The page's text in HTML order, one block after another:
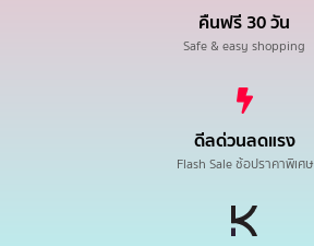
คืนฟรี 30 วัน
Safe & easy shopping
ดีลด่วนลดแรง
Flash Sale ช้อปราคาพิเศษ